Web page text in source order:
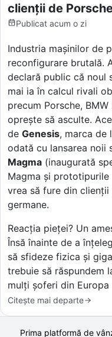
clienții de
Publicat acum o zi
Industria mașinilor de
reconfigurare brutală.
declară public că noul
mai ia în calcul rivali
precum Porsche,
oprește să asculte.
de Genesis, marca de
odată cu lansarea noii
Magma (inaugurată
Magma și prototipurile
vrea să fure din
germane.
Reacția pieței? Un
Însă înainte de a
să sfideze fizica și
trebuie să răspundem
mulți șoferi din Europa
Citește mai departe
Prima platformă de